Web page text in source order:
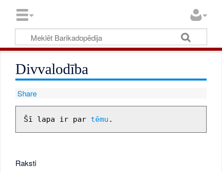
Divvalodība
Share
Šī lapa ir par tēmu
Raksti